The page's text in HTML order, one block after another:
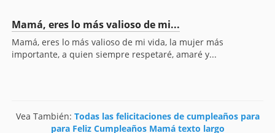
Mamá, eres lo más valioso de mi...
Mamá, eres lo más valioso de mi vida, la mujer más
importante, a quien siempre respetaré, amaré y...
Vea También: Todas las felicitaciones de cumpleaños para
para Feliz Cumpleaños Mamá texto largo